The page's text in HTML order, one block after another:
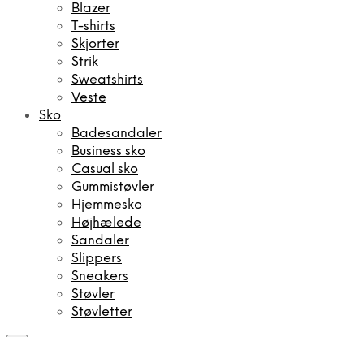
Blazer
T-shirts
Skjorter
Strik
Sweatshirts
Veste
Sko
Badesandaler
Business sko
Casual sko
Gummistøvler
Hjemmesko
Højhælede
Sandaler
Slippers
Sneakers
Støvler
Støvletter